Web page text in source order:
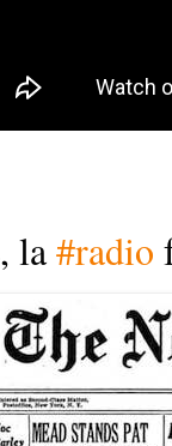
la #radio